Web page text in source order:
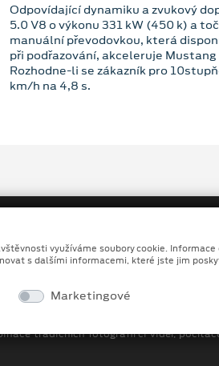
Odpovídající dynamiku a zvukový
5.0 V8 o výkonu 331 kW (450 k) a
manuální převodovkou, která
při podřazování, akceleruje
Rozhodne-li se zákazník pro
km/h na 4,8 s.
Ochrana osobních údajů
tradičních fotografií či videí,
využíváme soubory cookie.
s dalšími informacemi, které jste jim
Marketingové